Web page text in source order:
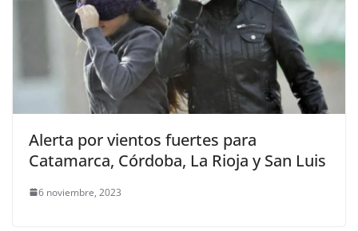
Alerta por vientos fuertes para
Catamarca, Córdoba, La Rioja y San Luis
6 noviembre, 2023